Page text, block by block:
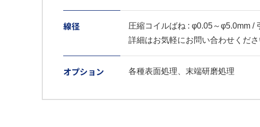
線径
圧縮コイルばね : φ0.05～φ5.0mm /
詳細はお気軽にお問い合わせくださ
オプション 各種表面処理、末端研磨処理